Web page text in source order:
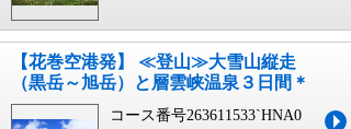
【花巻空港発】 ≪登山≫大雪山縦走
（黒岳～旭岳）と層雲峡温泉３日間＊
コース番号263611533`HNA0